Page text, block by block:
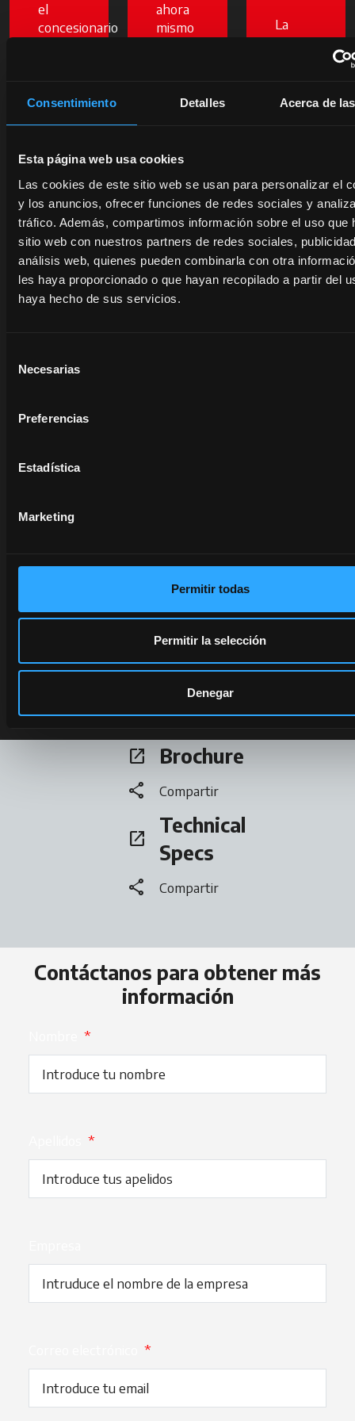
Consentimiento Detalles Acerca de
Esta página web usa cookies
Las cookies de este sitio web se usan para personalizar el
y los anuncios, ofrecer funciones de redes sociales y
tráfico. Además, compartimos información sobre el uso que
sitio web con nuestros partners de redes sociales,
análisis web, quienes pueden combinarla con otra
les haya proporcionado o que hayan recopilado a partir del
haya hecho de sus servicios.
Necesarias
Preferencias
Estadística
Marketing
Permitir todas
Permitir la selección
Denegar
el
concesionario
experto
disposición
ofrecerte
las
mejores
soluciones
para tu
negocio.
se abre en una pestaña nueva
ahora
mismo
en los
servicios
el
ahorro
está al
alcance
de tu
mano.
Pero
La
calidad
certificada
repuestos
valor
de tu
tractor
y
garantiza
una
se abre en una pestaña nueva
open_in_new Brochure
se abre en una pestaña nueva
share Compartir
open_in_new
Technical
Specs
se abre en una pestaña nueva
share Compartir
Contáctanos para obtener más
información
*
*
*